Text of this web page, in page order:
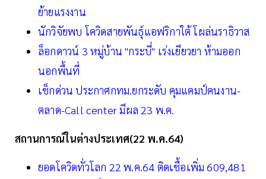
ย้ายแรงงาน
นักวิจัยพบ โควิดสายพันธุ์แอฟริกาใต้ โผล่นราธิวาส
ล็อกดาวน์ 3 หมู่บ้าน "กระบี่" เร่งเยียวยา ห้ามออก
นอกพื้นที่
เช็กด่วน ประกาศกทม.ยกระดับ คุมแคมป์คนงาน-
ตลาด-Call center มีผล 23 พ.ค.
สถานการณ์ในต่างประเทศ(22 พ.ค.64)
ยอดโควิดทั่วโลก 22 พ.ค.64 ติดเชื้อเพิ่ม 609,481